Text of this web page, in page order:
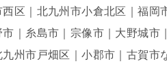
西区｜北九州市小倉北区｜福
｜糸島市｜宗像市｜大野城
州市戸畑区｜小郡市｜古賀市